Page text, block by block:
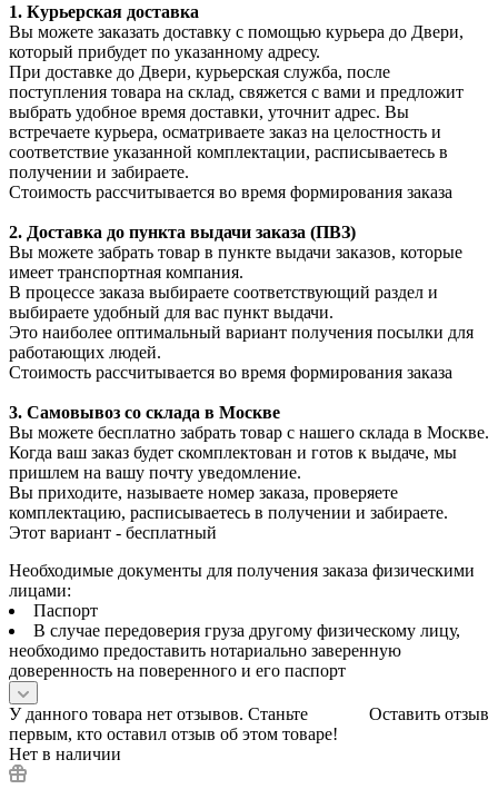
1. Курьерская доставка
Вы можете заказать доставку с помощью курьера до Двери,
который прибудет по указанному адресу.
При доставке до Двери, курьерская служба, после
поступления товара на склад, свяжется с вами и предложит
выбрать удобное время доставки, уточнит адрес. Вы
встречаете курьера, осматриваете заказ на целостность и
соответствие указанной комплектации, расписываетесь в
получении и забираете.
Стоимость рассчитывается во время формирования заказа
2. Доставка до пункта выдачи заказа (ПВЗ)
Вы можете забрать товар в пункте выдачи заказов, которые
имеет транспортная компания.
В процессе заказа выбираете соответствующий раздел и
выбираете удобный для вас пункт выдачи.
Это наиболее оптимальный вариант получения посылки для
работающих людей.
Стоимость рассчитывается во время формирования заказа
3. Самовывоз со склада в Москве
Вы можете бесплатно забрать товар с нашего склада в Москве.
Когда ваш заказ будет скомплектован и готов к выдаче, мы
пришлем на вашу почту уведомление.
Вы приходите, называете номер заказа, проверяете
комплектацию, расписываетесь в получении и забираете.
Этот вариант - бесплатный
Необходимые документы для получения заказа физическими
лицами:
Паспорт
В случае передоверия груза другому физическому лицу,
необходимо предоставить нотариально заверенную
доверенность на поверенного и его паспорт
Оставить отзыв
У данного товара нет отзывов. Станьте
первым, кто оставил отзыв об этом товаре!
Нет в наличии